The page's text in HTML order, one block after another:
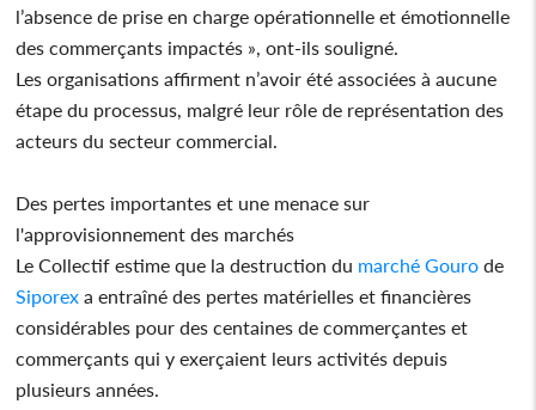
l’absence de prise en charge opérationnelle et émotionnelle
des commerçants impactés », ont-ils souligné.
Les organisations affirment n’avoir été associées à aucune
étape du processus, malgré leur rôle de représentation des
acteurs du secteur commercial.
Des pertes importantes et une menace sur
l'approvisionnement des marchés
Le Collectif estime que la destruction du marché Gouro de
Siporex a entraîné des pertes matérielles et financières
considérables pour des centaines de commerçantes et
commerçants qui y exerçaient leurs activités depuis
plusieurs années.